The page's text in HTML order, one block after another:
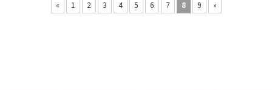
« 1 2 3 4 5 6 7 8 9 »